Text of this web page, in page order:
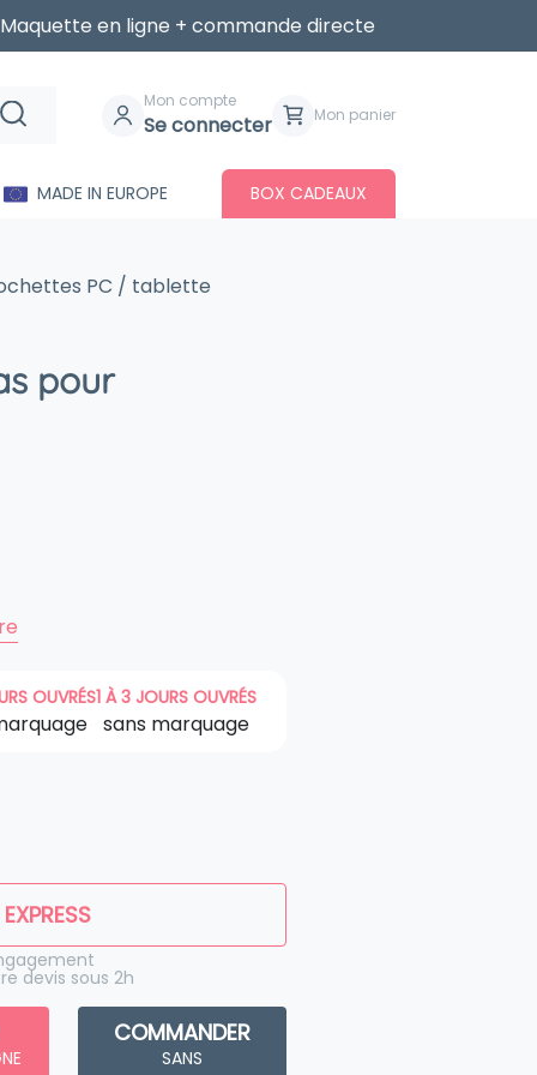
Maquette en ligne + commande directe
Mon compte
Se connecter Mon panier
MADE IN EUROPE BOX CADEAUX
PC / tablette
pour
OUVRÉS1 À 3 JOURS OUVRÉS
sans marquage
devis sous 2h
COMMANDER
SANS